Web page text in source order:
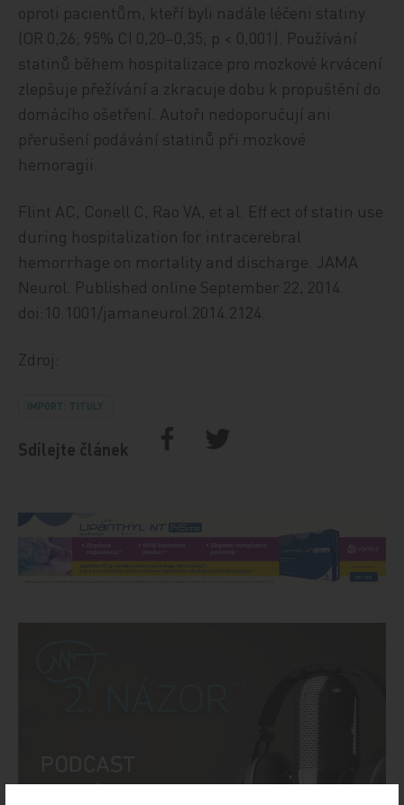
oproti pacientům, kteří byli nadále léčeni statiny
(OR 0,26; 95% CI 0,20–0,35; p < 0,001). Používání
statinů během hospitalizace pro mozkové krvácení
zlepšuje přežívání a zkracuje dobu k propuštění do
domácího ošetření. Autoři nedoporučují ani
přerušení podávání statinů při mozkové
hemoragii.
Flint AC, Conell C, Rao VA, et al. Eff ect of statin use
during hospitalization for intracerebral
hemorrhage on mortality and discharge. JAMA
Neurol. Published online September 22, 2014.
doi:10.1001/jamaneurol.2014.2124.
Zdroj:
IMPORT: TITULY
Sdílejte článek